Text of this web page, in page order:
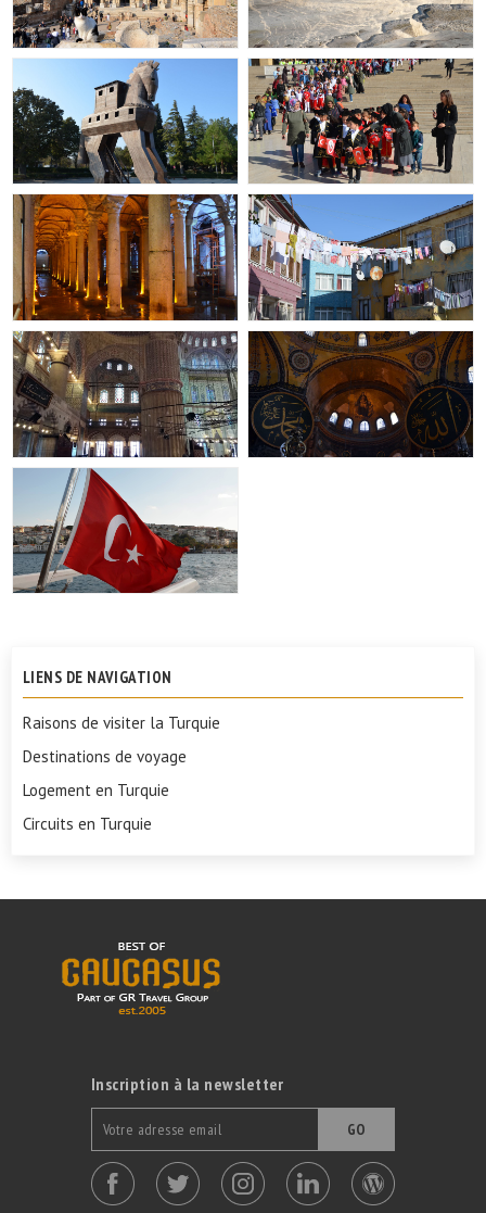
LIENS DE NAVIGATION
Raisons de visiter la Turquie
Destinations de voyage
Logement en Turquie
Circuits en Turquie
Inscription à la newsletter
GO